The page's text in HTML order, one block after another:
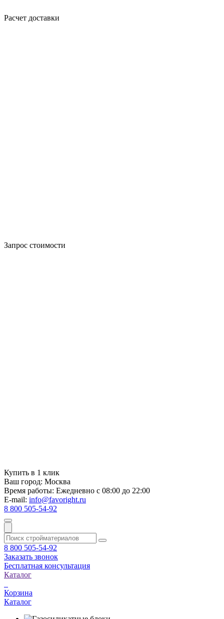
Расчет доставки
Запрос стоимости
Купить в 1 клик
Ваш город: Москва
Время работы: Ежедневно с 08:00 до 22:00
E-mail: info@favoright.ru
8 800 505-54-92
8 800 505-54-92
Заказать звонок
Бесплатная консультация
Каталог
Корзина
Каталог